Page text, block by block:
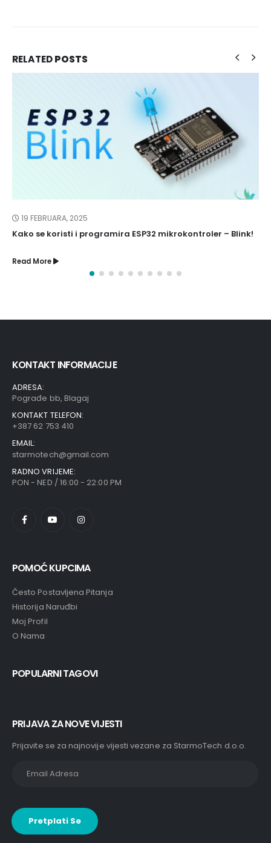
RELATEDPOSTS
19 FEBRUARA, 2025
Kako se koristi i programira ESP32 mikrokontroler – Blink!
Read More
KONTAKT INFORMACIJE
ADRESA:
Pograđe bb, Blagaj
KONTAKT TELEFON:
+387 62 753 410
EMAIL:
starmotech@gmail.com
RADNO VRIJEME:
PON - NED / 16:00 - 22:00 PM
POMOĆ KUPCIMA
Često Postavljena Pitanja
Historija Naruđbi
Moj Profil
O Nama
POPULARNI TAGOVI
PRIJAVA ZA NOVE VIJESTI
Prijavite se za najnovije vijesti vezane za StarmoTech d.o.o.